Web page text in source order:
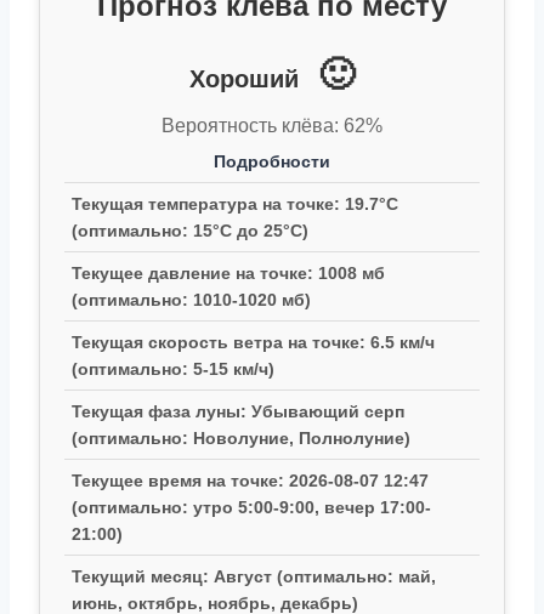
Хороший 🙂
Вероятность клёва: 62%
Подробности
Текущая температура на точке: 19.7°C
(оптимально: 15°C до 25°C)
Текущее давление на точке: 1008 мб
(оптимально: 1010-1020 мб)
Текущая скорость ветра на точке: 6.5 км/ч
(оптимально: 5-15 км/ч)
Текущая фаза луны: Убывающий серп
(оптимально: Новолуние, Полнолуние)
Текущее время на точке: 2026-08-07 12:47
(оптимально: утро 5:00-9:00, вечер 17:00-
21:00)
Текущий месяц: Август (оптимально: май,
июнь, октябрь, ноябрь, декабрь)